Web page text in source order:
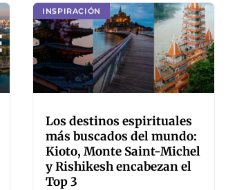
INSPIRACIÓN
Los destinos espirituales
más buscados del mundo:
Kioto, Monte Saint-Michel
y Rishikesh encabezan el
Top 3